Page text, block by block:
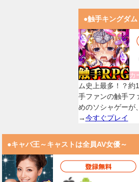
●触手キングダム
カ
ム史上最多！？約
手ファンの触手フ
めのソシャゲーが
→今すぐプレイ
●キャバ王～キャストは全員AV女優～